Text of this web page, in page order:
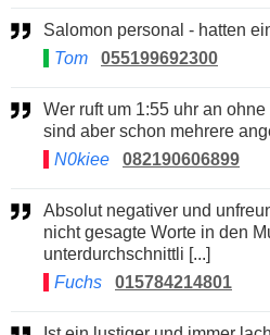
Salomon personal - hatten
Tom
055199692300
Wer ruft um 1:55 uhr an ohne zu wissen wer/wie/was?
sind aber schon mehrere
N0kiee
082190606899
Absolut negativer und unfreundlicher Kontakt. Legt einem
nicht gesagte Worte in den
unterdurchschnittli [...]
Fuchs
015784214801